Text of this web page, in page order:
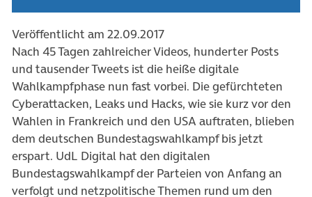
Veröffentlicht am 22.09.2017
Nach 45 Tagen zahlreicher Videos, hunderter Posts
und tausender Tweets ist die heiße digitale
Wahlkampfphase nun fast vorbei. Die gefürchteten
Cyberattacken, Leaks und Hacks, wie sie kurz vor den
Wahlen in Frankreich und den USA auftraten, blieben
dem deutschen Bundestagswahlkampf bis jetzt
erspart. UdL Digital hat den digitalen
Bundestagswahlkampf der Parteien von Anfang an
verfolgt und netzpolitische Themen rund um den